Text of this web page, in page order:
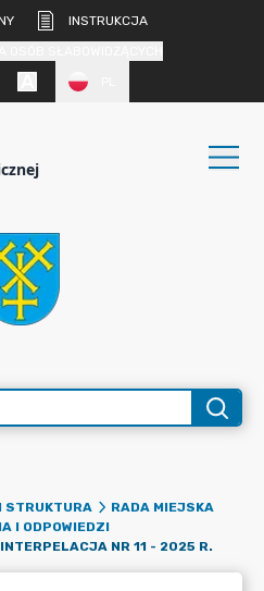
INSTRUKCJA
STRUKTURA
RADA MIEJSKA
I ODPOWIEDZI
INTERPELACJA NR 11 - 2025 R.